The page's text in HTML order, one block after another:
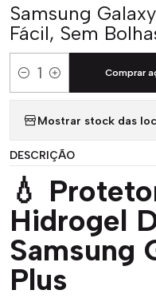
Samsung
Fácil, Sem
Quantidade
Comprar
Mostrar stock das
DESCRIÇÃO
💧
Hidrogel
Samsung
Plus